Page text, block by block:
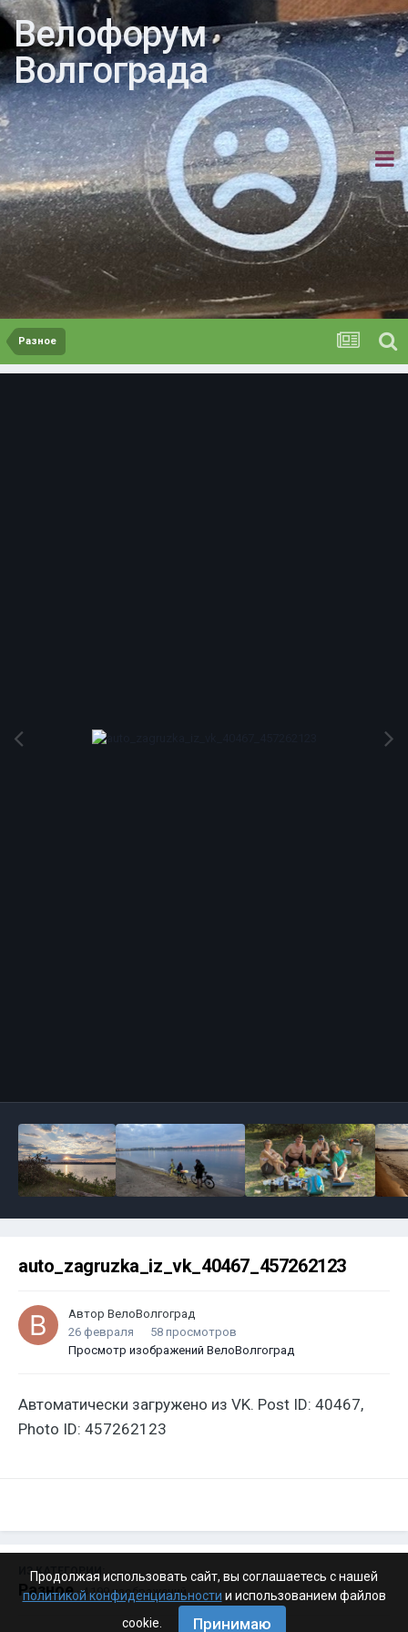
Велофорум
Волгограда
Разное
auto_zagruzka_iz_vk_40467_457262123
Автор ВелоВолгоград
26 февраля
58 просмотров
Просмотр изображений ВелоВолгоград
Автоматически загружено из VK. Post ID: 40467,
Photo ID: 457262123
ИЗ КАТЕГОРИИ:
Разное · 4 199 изображений
Продолжая использовать сайт, вы соглашаетесь с нашей
политикой конфиденциальности и использованием файлов
cookie.
Принимаю